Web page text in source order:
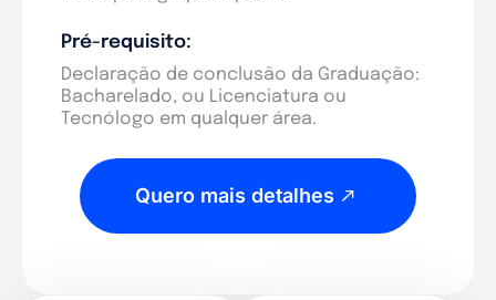
Pré-requisito:
Declaração de conclusão da Graduação:
Bacharelado, ou Licenciatura ou
Tecnólogo em qualquer área.
Quero mais detalhes